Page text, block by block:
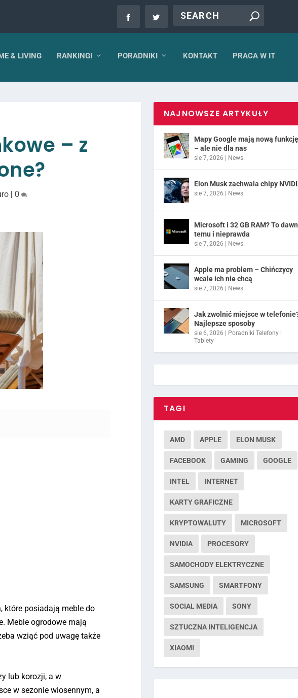
& LIVING RANKINGI PORADNIKI KONTAKT PRACA W IT
– z
| 0
które posiadają meble do
Meble ogrodowe mają
wziąć pod uwagę także
lub korozji, a w
w sezonie wiosennym, a
NAJNOWSZE ARTYKUŁY
Mapy Google mają nową funkcję
– ale nie dla nas
sie 7, 2026 | News
Elon Musk zachwala chipy
sie 7, 2026 | News
Microsoft i 32 GB RAM? To
temu i nieprawda
sie 7, 2026 | News
Apple ma problem – Chińczycy
wcale ich nie chcą
sie 7, 2026 | News
Jak zwolnić miejsce w
Najlepsze sposoby
sie 6, 2026 | Poradniki Telefony i
Tablety
TAGI
AMD APPLE ELON MUSK
FACEBOOK GAMING GOOGLE
INTEL INTERNET
KARTY GRAFICZNE
KRYPTOWALUTY MICROSOFT
NVIDIA PROCESORY
SAMOCHODY ELEKTRYCZNE
SAMSUNG SMARTFONY
SOCIAL MEDIA SONY
SZTUCZNA INTELIGENCJA
XIAOMI